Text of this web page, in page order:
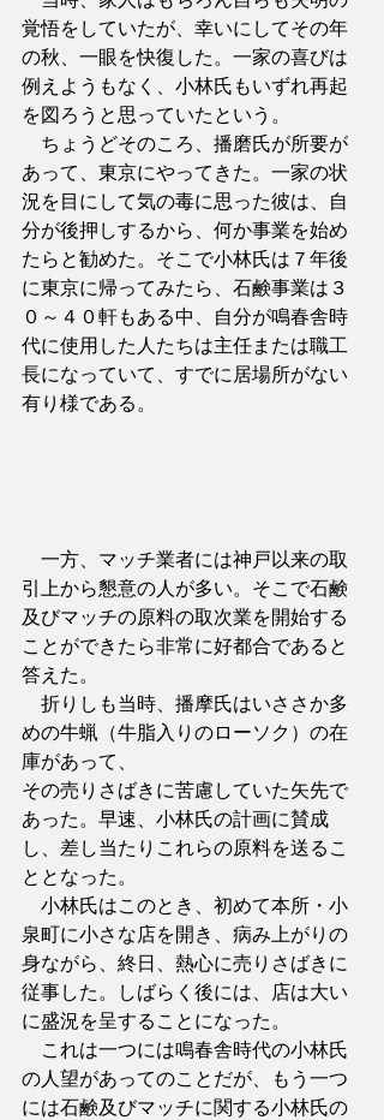
覚悟をしていたが、幸いにしてその年
の秋、一眼を快復した。一家の喜びは
例えようもなく、小林氏もいずれ再起
を図ろうと思っていたという。
ちょうどそのころ、播磨氏が所要が
あって、東京にやってきた。一家の状
況を目にして気の毒に思った彼は、自
分が後押しするから、何か事業を始め
たらと勧めた。そこで小林氏は７年後
に東京に帰ってみたら、石鹸事業は３
０～４０軒もある中、自分が鳴春舎時
代に使用した人たちは主任または職工
長になっていて、すでに居場所がない
有り様である。
一方、マッチ業者には神戸以来の取
引上から懇意の人が多い。そこで石鹸
及びマッチの原料の取次業を開始する
ことができたら非常に好都合であると
答えた。
折りしも当時、播摩氏はいささか多
めの牛蝋（牛脂入りのローソク）の在
庫があって、
その売りさばきに苦慮していた矢先で
あった。早速、小林氏の計画に賛成
し、差し当たりこれらの原料を送るこ
ととなった。
小林氏はこのとき、初めて本所・小
泉町に小さな店を開き、病み上がりの
身ながら、終日、熱心に売りさばきに
従事した。しばらく後には、店は大い
に盛況を呈することになった。
これは一つには鳴春舎時代の小林氏
の人望があってのことだが、もう一つ
には石鹸及びマッチに関する小林氏の